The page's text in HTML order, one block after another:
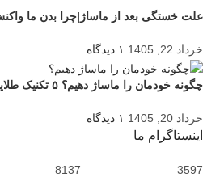
علت خستگی بعد از ماساژ|چرا بدن ما
خرداد 22, 1405 ۱ دیدگاه
چگونه خودمان را ماساژ دهیم؟ ۵ تکنیک طلایی با صندلی ماساژور
خرداد 20, 1405 ۱ دیدگاه
اینستاگرام ما
3597
8137